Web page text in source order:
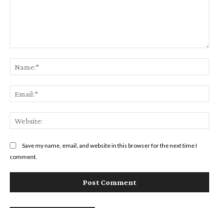
Save my name, email, and website in this browser for the next time I
comment.